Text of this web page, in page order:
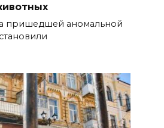
пришедшей аномальной